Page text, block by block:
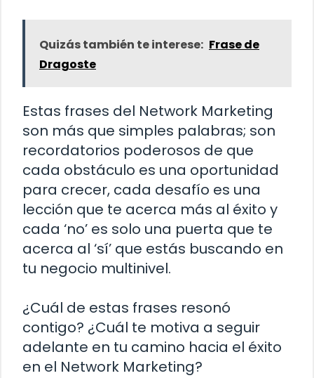
Quizás también te interese: Frase de
Dragoste
Estas frases del Network Marketing
son más que simples palabras; son
recordatorios poderosos de que
cada obstáculo es una oportunidad
para crecer, cada desafío es una
lección que te acerca más al éxito y
cada ‘no’ es solo una puerta que te
acerca al ‘sí’ que estás buscando en
tu negocio multinivel.
¿Cuál de estas frases resonó
contigo? ¿Cuál te motiva a seguir
adelante en tu camino hacia el éxito
en el Network Marketing?